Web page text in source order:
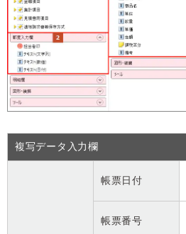
複写データ入力欄
帳票日付
帳票番号